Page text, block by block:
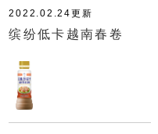
2022.02.24更新
缤纷低卡越南春卷